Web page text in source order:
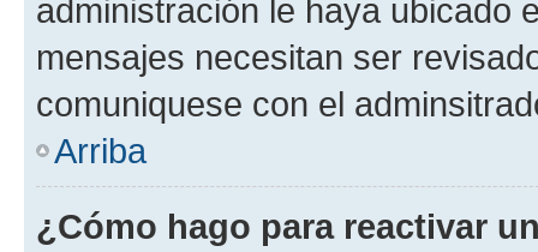
administración le haya ubicado
mensajes necesitan ser
comuniquese con el
Arriba
¿Cómo hago para reactivar